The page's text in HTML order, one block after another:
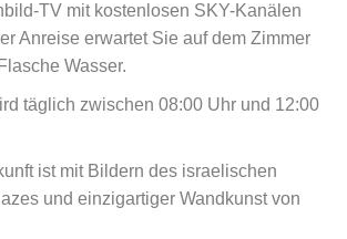
TV mit kostenlosen SKY-Kanälen
Anreise erwartet Sie auf dem Zimmer
Wasser.
täglich zwischen 08:00 Uhr und 12:00
ist mit Bildern des israelischen
und einzigartiger Wandkunst von